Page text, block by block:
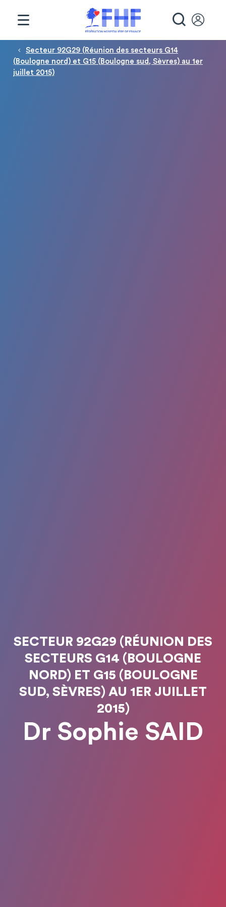
Fil d'Ariane
Secteur 92G29 (Réunion des secteurs G14
(Boulogne nord) et G15 (Boulogne sud, Sèvres) au 1er
juillet 2015)
SECTEUR 92G29 (RÉUNION DES
SECTEURS G14 (BOULOGNE
NORD) ET G15 (BOULOGNE
SUD, SÈVRES) AU 1ER JUILLET
2015)
Dr Sophie SAID
Panneau de gestion des cookies